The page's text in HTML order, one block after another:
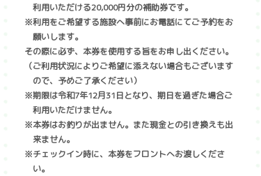
利用いただける20,000円分の補助券です。
※利用をご希望する施設へ事前にお電話にてご予約をお
願いします。
その際に必ず、本券を使用する旨をお申し出ください。
（ご利用状況によりご希望に添えない場合もございます
ので、予めご了承ください）
※期限は令和7年12月31日となり、期日を過ぎた場合ご
利用いただけません。
※本券はお釣りが出ません。また現金との引き換えも出
来ません。
※チェックイン時に、本券をフロントへお渡しくださ
い。